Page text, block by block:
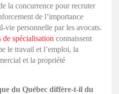
la concurrence pour recruter
de l’importance
vie personnelle par les avocats.
de spécialisation connaissent
le travail et l’emploi, la
et la propriété
du Québec diffère-t-il du